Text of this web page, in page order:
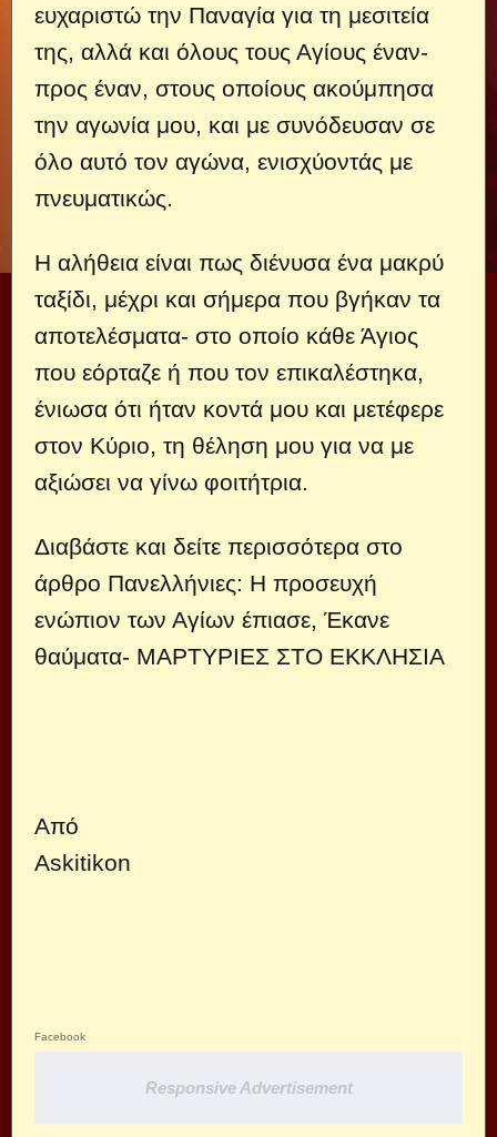
ευχαριστώ την Παναγία για τη μεσιτεία
της, αλλά και όλους τους Αγίους έναν-
προς έναν, στους οποίους ακούμπησα
την αγωνία μου, και με συνόδευσαν σε
όλο αυτό τον αγώνα, ενισχύοντάς με
πνευματικώς.
Η αλήθεια είναι πως διένυσα ένα μακρύ
ταξίδι, μέχρι και σήμερα που βγήκαν τα
αποτελέσματα- στο οποίο κάθε Άγιος
που εόρταζε ή που τον επικαλέστηκα,
ένιωσα ότι ήταν κοντά μου και μετέφερε
στον Κύριο, τη θέληση μου για να με
αξιώσει να γίνω φοιτήτρια.
Διαβάστε και δείτε περισσότερα στο
άρθρο Πανελλήνιες: Η προσευχή
ενώπιον των Αγίων έπιασε, Έκανε
θαύματα- ΜΑΡΤΥΡΙΕΣ ΣΤΟ ΕΚΚΛΗΣΙΑ
Από
Askitikon
Facebook
Responsive Advertisement